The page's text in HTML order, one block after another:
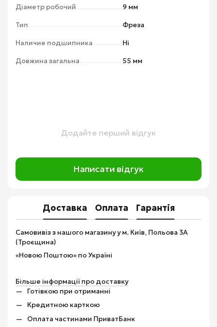
Діаметр робочий 9 мм
Тип Фреза
Наличие подшипника Ні
Довжина загальна 55 мм
Додайте перший відгук
Написати відгук
Доставка Оплата Гарантія
Самовивіз з нашого магазину у м. Київ, Польова 3А
(Троєщина)
«Новою Поштою» по Україні
Більше інформації про доставку
Готівкою при отриманні
Кредитною карткою
Оплата частинами ПриватБанк